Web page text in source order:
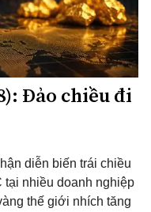
Đảo chiều đi
diễn biến trái chiều
tại nhiều doanh nghiệp
thế giới nhích tăng